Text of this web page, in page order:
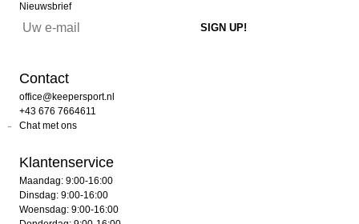
Nieuwsbrief
Contact
office@keepersport.nl
+43 676 7664611
Chat met ons
Klantenservice
Maandag: 9:00-16:00
Dinsdag: 9:00-16:00
Woensdag: 9:00-16:00